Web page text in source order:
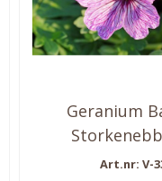
Geranium
Art.nr: V-